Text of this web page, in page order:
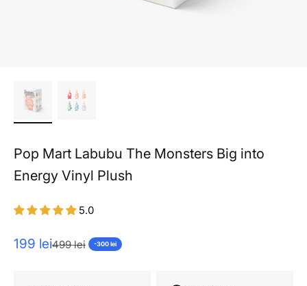
Pop Mart Labubu The Monsters Big into
Energy Vinyl Plush
5.0
Pret redus
199 leiPret normal
499 lei -300 lei